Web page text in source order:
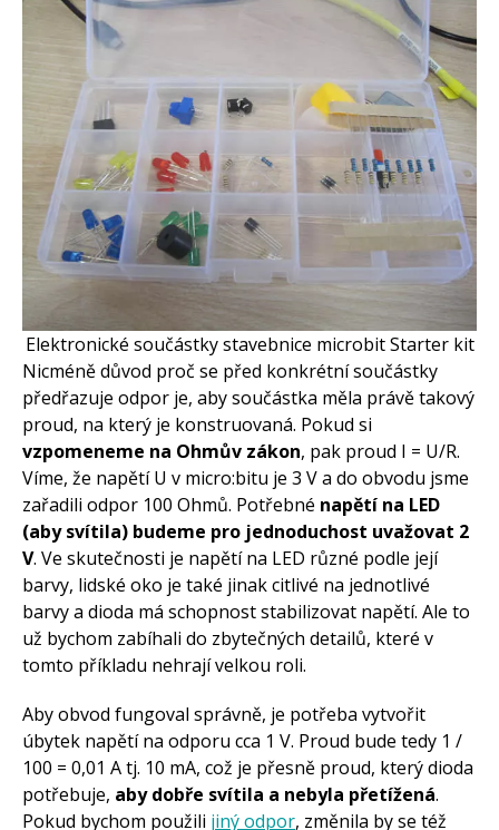
Elektronické součástky stavebnice microbit Starter kit
Nicméně důvod proč se před konkrétní součástky
předřazuje odpor je, aby součástka měla právě takový
proud, na který je konstruovaná. Pokud si
vzpomeneme na Ohmův zákon, pak proud I = U/R.
Víme, že napětí U v micro:bitu je 3 V a do obvodu jsme
zařadili odpor 100 Ohmů. Potřebné napětí na LED
(aby svítila) budeme pro jednoduchost uvažovat 2
V. Ve skutečnosti je napětí na LED různé podle její
barvy, lidské oko je také jinak citlivé na jednotlivé
barvy a dioda má schopnost stabilizovat napětí. Ale to
už bychom zabíhali do zbytečných detailů, které v
tomto příkladu nehrají velkou roli.
Aby obvod fungoval správně, je potřeba vytvořit
úbytek napětí na odporu cca 1 V. Proud bude tedy 1 /
100 = 0,01 A tj. 10 mA, což je přesně proud, který dioda
potřebuje, aby dobře svítila a nebyla přetížená.
Pokud bychom použili jiný odpor, změnila by se též